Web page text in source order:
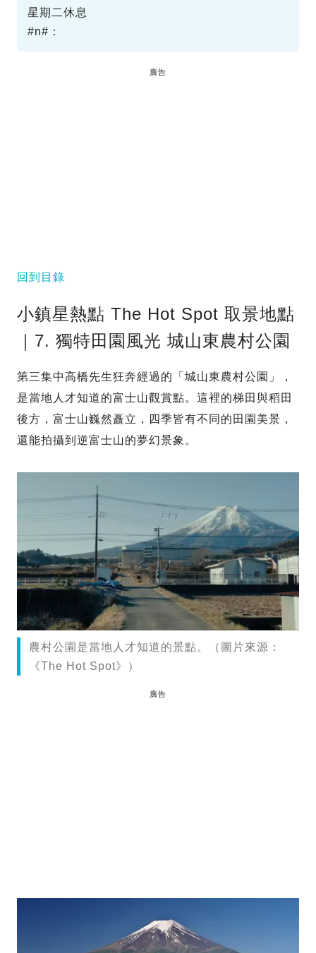
星期二休息
#n#：
廣告
回到目錄
小鎮星熱點 The Hot Spot 取景地點
｜7. 獨特田園風光 城山東農村公園
第三集中高橋先生狂奔經過的「城山東農村公園」，
是當地人才知道的富士山觀賞點。這裡的梯田與稻田
後方，富士山巍然矗立，四季皆有不同的田園美景，
還能拍攝到逆富士山的夢幻景象。
農村公園是當地人才知道的景點。（圖片來源：
《The Hot Spot》）
廣告